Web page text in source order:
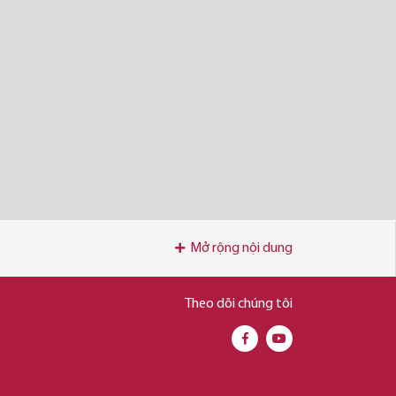
Mở rộng nội dung
Theo dõi chúng tôi